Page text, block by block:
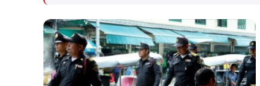
הבוקר בשכונת בקעה בירושלים
בזמן מעבר בהורמוז, שלושה
מהם במהלך השבוע